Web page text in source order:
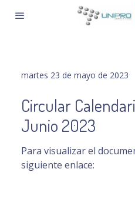
martes 23 de mayo de 2023
Circular
Junio 2023
Para visualizar el
siguiente enlace: